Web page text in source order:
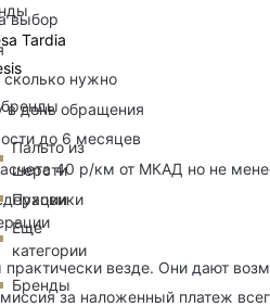
Tardia
Пальто из
шерсти
Пуховики
Еще
категории
Бренды
выбор
нужно
в день обращения
до 6 месяцев
40 р/км от МКАД но не
везде. Они дают
за наложенный платеж